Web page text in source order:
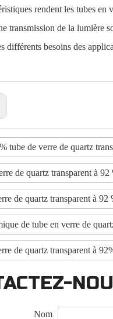
rendent les tubes
transmission de la lumière
différents besoins des
tube de verre de quartz
de quartz transparent à
de quartz transparent à
de tube en verre de
de quartz transparent à
Nom